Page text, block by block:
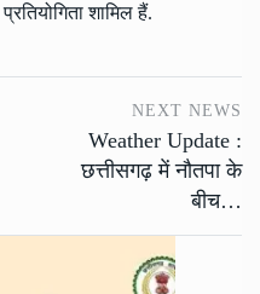
शामिल हैं.
NEXT NEWS
Weather Update :
छत्तीसगढ़ में नौतपा के
बीच…